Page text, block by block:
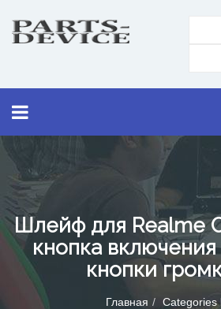
Шлейф для Realme
кнопка
кнопки
Главная
Categories